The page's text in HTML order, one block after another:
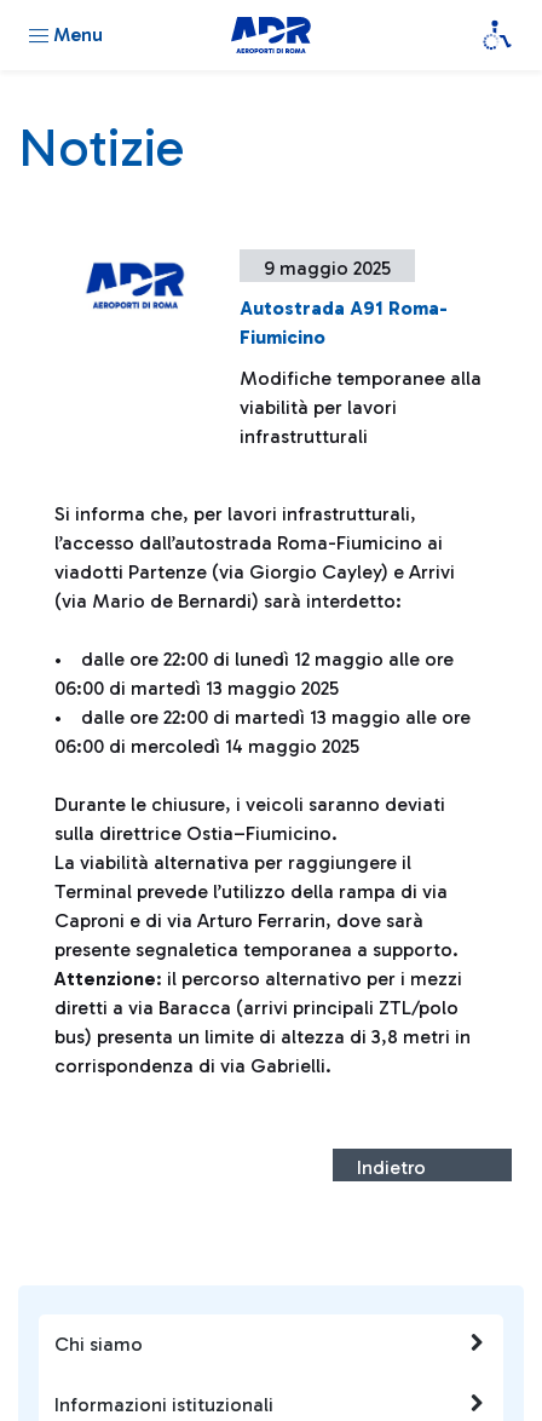
Menu
Chi siamo
Informazioni istituzionali
Notizie
9 maggio 2025
Autostrada A91 Roma-
Fiumicino
Modifiche temporanee alla
viabilità per lavori
infrastrutturali
Si informa che, per lavori infrastrutturali,
l’accesso dall’autostrada Roma-Fiumicino ai
viadotti Partenze (via Giorgio Cayley) e Arrivi
(via Mario de Bernardi) sarà interdetto:
• dalle ore 22:00 di lunedì 12 maggio alle ore
06:00 di martedì 13 maggio 2025
• dalle ore 22:00 di martedì 13 maggio alle ore
06:00 di mercoledì 14 maggio 2025
Durante le chiusure, i veicoli saranno deviati
sulla direttrice Ostia–Fiumicino.
La viabilità alternativa per raggiungere il
Terminal prevede l’utilizzo della rampa di via
Caproni e di via Arturo Ferrarin, dove sarà
presente segnaletica temporanea a supporto.
Attenzione: il percorso alternativo per i mezzi
diretti a via Baracca (arrivi principali ZTL/polo
bus) presenta un limite di altezza di 3,8 metri in
corrispondenza di via Gabrielli.
Indietro